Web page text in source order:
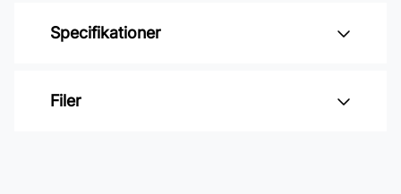
Specifikationer
Varumärke: Midbec Tapeter
Filer